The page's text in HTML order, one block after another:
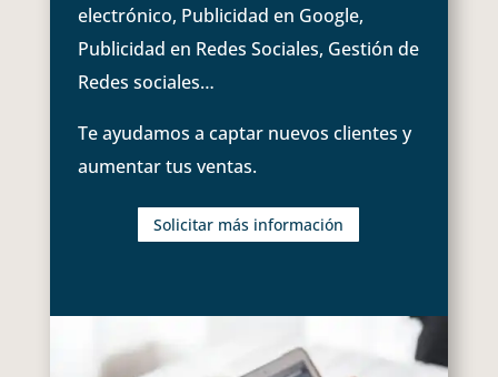
electrónico, Publicidad en Google,
Publicidad en Redes Sociales, Gestión de
Redes sociales…
Te ayudamos a captar nuevos clientes y
aumentar tus ventas.
Solicitar más información